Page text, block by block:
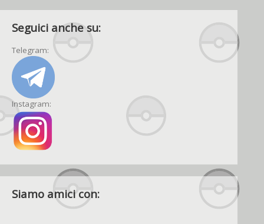
Seguici anche su:
Telegram:
Instagram:
Siamo amici con: